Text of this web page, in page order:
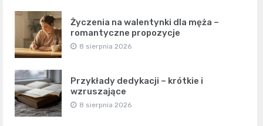
Życzenia na walentynki dla męża –
romantyczne propozycje
8 sierpnia 2026
Przykłady dedykacji – krótkie i
wzruszające
8 sierpnia 2026